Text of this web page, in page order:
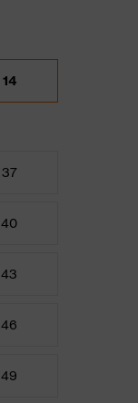
14
37
40
43
46
49